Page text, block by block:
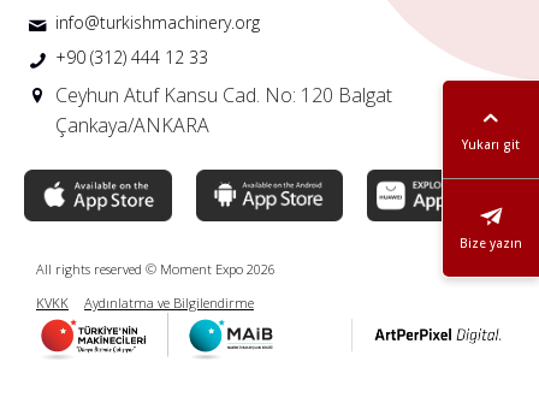
Yukarı git
Bize yazın
info@turkishmachinery.org
+90 (312) 444 12 33
Ceyhun Atuf Kansu Cad. No: 120 Balgat
Çankaya/ANKARA
All rights reserved © Moment Expo 2026
KVKK
Aydınlatma ve Bilgilendirme